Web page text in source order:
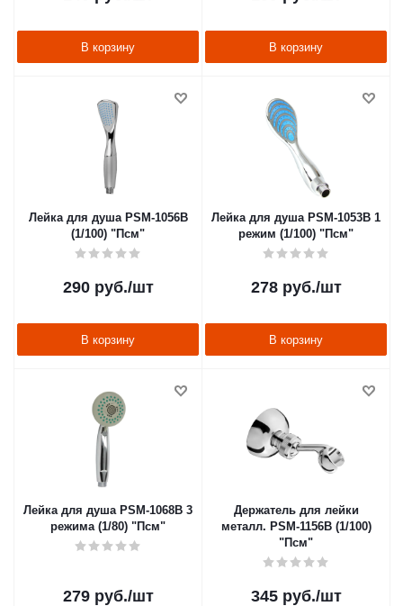
В корзину В корзину
Лейка для душа PSM-1056B
(1/100) "Псм"
290руб./шт
В корзину
Лейка для душа PSM-1053B 1
режим (1/100) "Псм"
278руб./шт
В корзину
Лейка для душа PSM-1068B 3
режима (1/80) "Псм"
279руб./шт
Держатель для лейки
металл. PSM-1156B (1/100)
"Псм"
345руб./шт